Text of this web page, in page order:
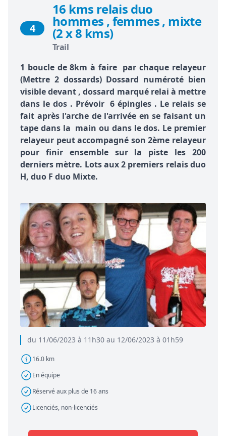
du 11/06/2023 à 11h30 au 12/06/2023 à 01h59
16.0 km
En équipe
Réservé aux plus de 16 ans
Licenciés, non-licenciés
4
16 kms relais duo
hommes , femmes , mixte
(2 x 8 kms)
Trail
1 boucle de 8km à faire par chaque relayeur
(Mettre 2 dossards) Dossard numéroté bien
visible devant , dossard marqué relai à mettre
dans le dos . Prévoir 6 épingles . Le relais se
fait après l'arche de l'arrivée en se faisant un
tape dans la main ou dans le dos. Le premier
relayeur peut accompagné son 2ème relayeur
pour finir ensemble sur la piste les 200
derniers mètre. Lots aux 2 premiers relais duo
H, duo F duo Mixte.